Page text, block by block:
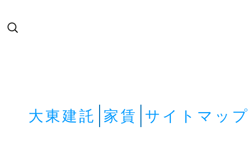
検
索:
大東建託 家賃 サイトマップ